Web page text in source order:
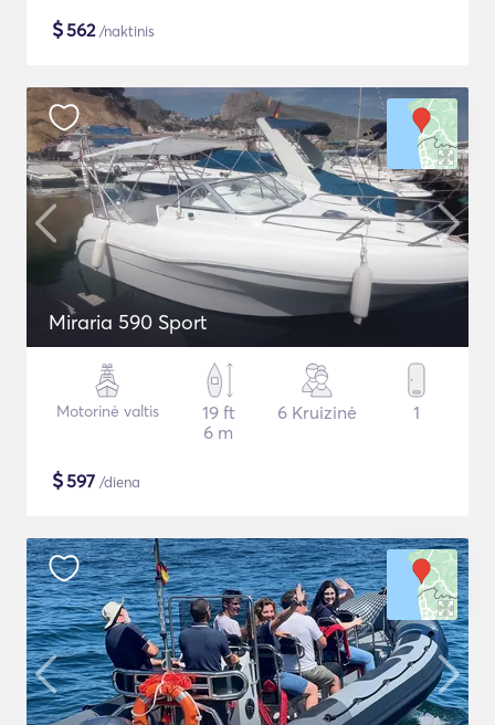
$562/naktinis
Miraria 590 Sport
Motorinė valtis
19 ft
6 m
6 Kruizinė 1
$597 /diena